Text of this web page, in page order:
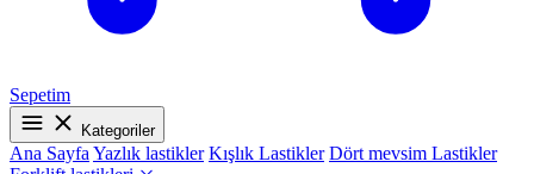
Sepetim
Kategoriler
Ana Sayfa Yazlık lastikler Kışlık Lastikler Dört mevsim Lastikler